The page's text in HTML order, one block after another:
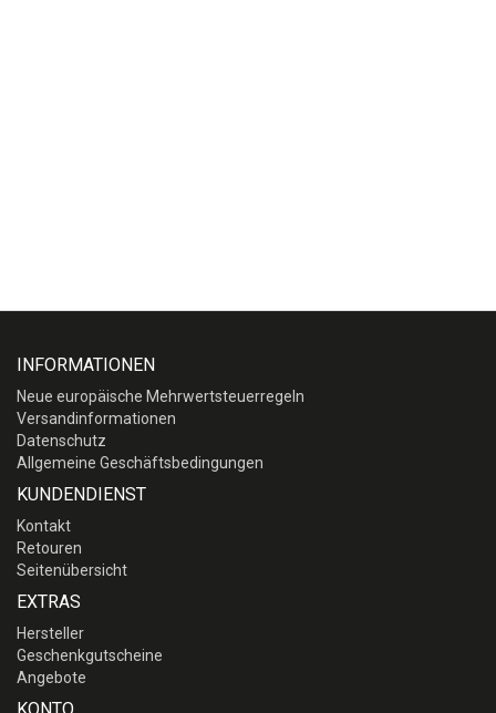
INFORMATIONEN
Neue europäische Mehrwertsteuerregeln
Versandinformationen
Datenschutz
Allgemeine Geschäftsbedingungen
KUNDENDIENST
Kontakt
Retouren
Seitenübersicht
EXTRAS
Hersteller
Geschenkgutscheine
Angebote